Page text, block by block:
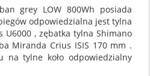
grey LOW 800Wh posiada
odpowiedzialna jest tylna
U6000 , zębatka tylna Shimano
Miranda Crius ISIS 170 mm .
na tylne koło odpowiedzialny